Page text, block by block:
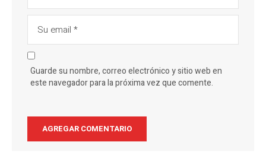
Guarde su nombre, correo electrónico y sitio web en
este navegador para la próxima vez que comente.